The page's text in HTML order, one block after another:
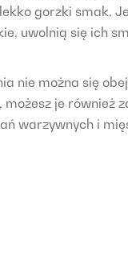
gorzki smak.
uwolnią się ich
nie można się
je również
warzywnych i